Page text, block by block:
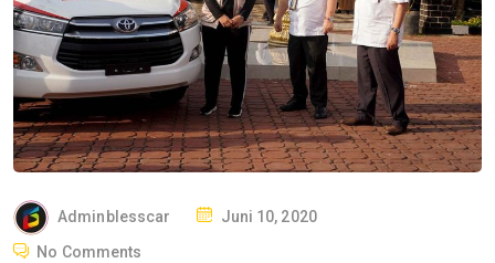
Adminblesscar Juni 10, 2020
No Comments